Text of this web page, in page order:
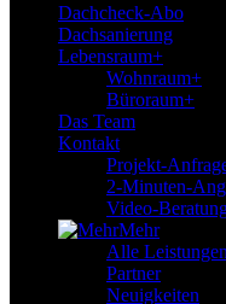
Dachcheck-Abo
Dachsanierung
Lebensraum+
Wohnraum+
Büroraum+
Das Team
Kontakt
Projekt-
2-Minuten-
Video-
Mehr
Alle Leistungen
Partner
Neuigkeiten